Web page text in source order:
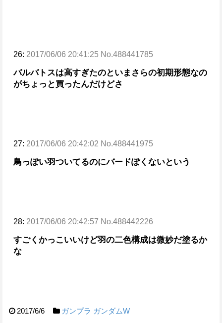
26: 2017/06/06 20:41:25 No.488441785
バルバトスは高すぎたのといまさらの初期形態なの
がちょっと買ったんだけどさ
27: 2017/06/06 20:42:02 No.488441975
鳥っぽい羽ついてるのにバードぽくないという
28: 2017/06/06 20:42:57 No.488442226
すごくかっこいいけど羽の二色構成は微妙だ塗るか
な
2017/6/6 ガンプラ ガンダムW